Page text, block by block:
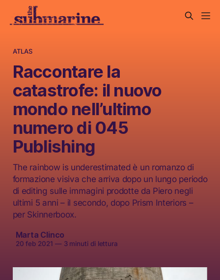
ATLAS
Raccontare la
catastrofe: il nuovo
mondo nell’ultimo
numero di 045
Publishing
The rainbow is underestimated è un romanzo di
formazione visiva che arriva dopo un lungo periodo
di editing sulle immagini prodotte da Piero negli
ultimi 5 anni – il secondo, dopo Prism Interiors –
per Skinnerboox.
Marta Clinco
20 feb 2021 —3 minuti di lettura